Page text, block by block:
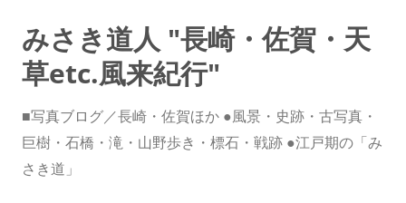
みさき道人 "長崎・佐賀・天
草etc.風来紀行"
■写真ブログ／長崎・佐賀ほか ●風景・史跡・古写真・
巨樹・石橋・滝・山野歩き・標石・戦跡 ●江戸期の「み
さき道」